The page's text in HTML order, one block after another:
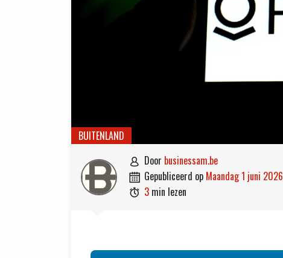
BUITENLAND
 door businessam.be
 gepubliceerd op maandag 1 juni 2026
 3 min lezen